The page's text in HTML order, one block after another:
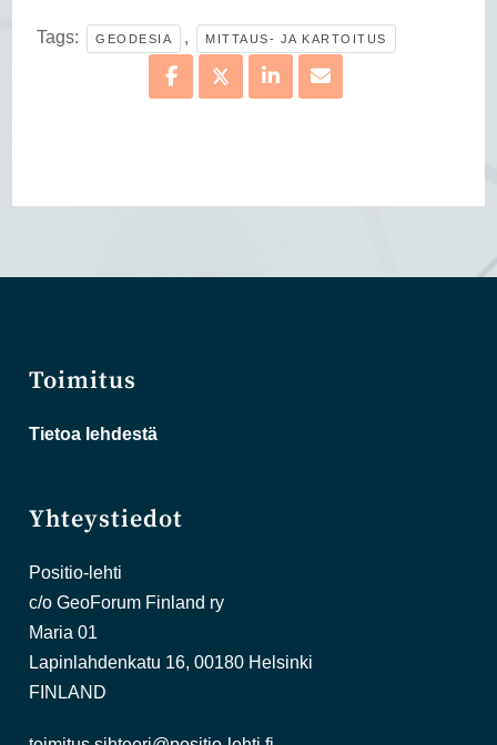
Tags: GEODESIA , MITTAUS- JA KARTOITUS
Toimitus
Tietoa lehdestä
Yhteystiedot
Positio-lehti
c/o GeoForum Finland ry
Maria 01
Lapinlahdenkatu 16, 00180 Helsinki
FINLAND